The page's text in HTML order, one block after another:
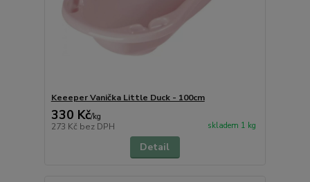
Keeeper Vanička Little Duck - 100cm
330 Kč/kg
273 Kč bez DPH skladem 1 kg
Detail